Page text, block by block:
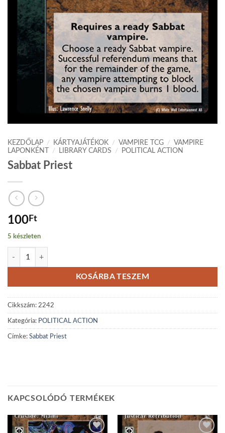
KEZDŐLAP / KÁRTYAJÁTÉKOK / VAMPIRE TCG /
VAMPIRE
LAPONKÉNT
/ LIBRARY CARDS / POLITICAL ACTION
Sabbat Priest
100Ft
5 készleten
Sabbat Priest mennyiség
KOSÁRBA TESZEM
Cikkszám: 2242
Kategória: POLITICAL ACTION
Címke: Sabbat Priest
KAPCSOLÓDÓ TERMÉKEK